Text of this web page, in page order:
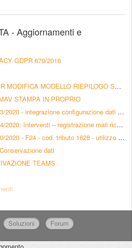
- Aggiornamenti e
GDPR 679/2016
AGGIORNAMENTO PER MODIFICA MODELLO RIEPILOGO SCADENZA RATE CON PRATICHE LEGALI - LIBERATORIA
STAMPA IN PROPRIO
Aggiornamento del 05/03/2020 - integrazione configurazione dati intermediario per pagamento F24 tramite Entratel
Aggiornamento del 10/04/2020: Interventi – registrazione mail ricevute nella sezione comunicazioni (scheda intervento)
Aggiornamento del 16/10/2020 - F24 - cod. tributo 1628 - utilizzo versamenti in eccesso
dati
TEAMS
Soluzioni Forum